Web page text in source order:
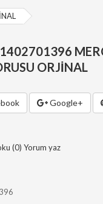
ORJİNAL
Google+
(0) Yorum yaz